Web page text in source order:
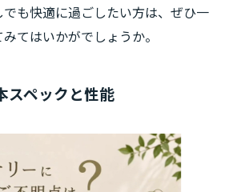
でも快適に過ごしたい方は、ぜひ一
てはいかがでしょうか。
スペックと性能